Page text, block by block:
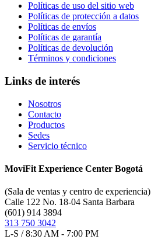
Políticas de uso del sitio web
Políticas de protección a datos
Políticas de envíos
Políticas de garantía
Políticas de devolución
Términos y condiciones
Links de interés
Nosotros
Contacto
Productos
Sedes
Servicio técnico
MoviFit Experience Center Bogotá
(Sala de ventas y centro de experiencia)
Calle 122 No. 18-04 Santa Barbara
(601) 914 3894
313 750 3042
L-S / 8:30 AM - 7:00 PM